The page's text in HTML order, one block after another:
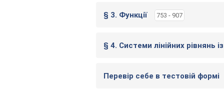
§ 3. Функції 753 - 907
§ 4. Системи лінійних рівнянь
Перевір себе в тестовій формі